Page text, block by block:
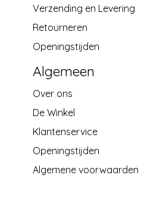
Verzending en Levering
Retourneren
Openingstijden
Algemeen
Over ons
De Winkel
Klantenservice
Openingstijden
Algemene voorwaarden